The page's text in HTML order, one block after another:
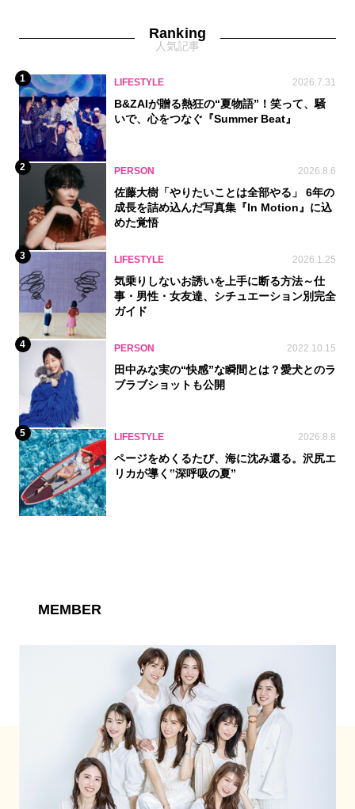
Ranking
人気記事
1 LIFESTYLE 2026.7.31
B&ZAIが贈る熱狂の“夏物語”！笑って、騒
いで、心をつなぐ『Summer Beat』
2 PERSON 2026.8.6
佐藤大樹「やりたいことは全部やる」 6年の
成長を詰め込んだ写真集『In Motion』に込
めた覚悟
3 LIFESTYLE 2026.1.25
気乗りしないお誘いを上手に断る方法～仕
事・男性・女友達、シチュエーション別完全
ガイド
4 PERSON 2022.10.15
田中みな実の“快感”な瞬間とは？愛犬とのラ
ブラブショットも公開
5 LIFESTYLE 2026.8.8
ページをめくるたび、海に沈み還る。沢尻エ
リカが導く‟深呼吸の夏”
MEMBER